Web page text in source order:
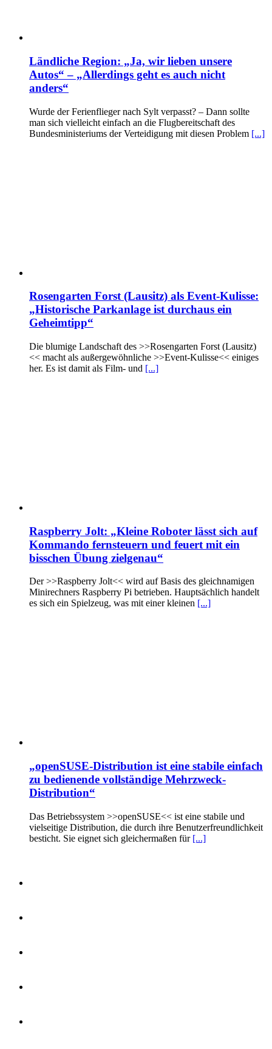
Ländliche Region: „Ja, wir lieben unsere
Autos“ – „Allerdings geht es auch nicht
anders“
Wurde der Ferienflieger nach Sylt verpasst? – Dann sollte
man sich vielleicht einfach an die Flugbereitschaft des
Bundesministeriums der Verteidigung mit diesen Problem [...]
Rosengarten Forst (Lausitz) als Event-Kulisse:
„Historische Parkanlage ist durchaus ein
Geheimtipp“
Die blumige Landschaft des >>Rosengarten Forst (Lausitz)
<< macht als außergewöhnliche >>Event-Kulisse<< einiges
her. Es ist damit als Film- und [...]
Raspberry Jolt: „Kleine Roboter lässt sich auf
Kommando fernsteuern und feuert mit ein
bisschen Übung zielgenau“
Der >>Raspberry Jolt<< wird auf Basis des gleichnamigen
Minirechners Raspberry Pi betrieben. Hauptsächlich handelt
es sich ein Spielzeug, was mit einer kleinen [...]
„openSUSE-Distribution ist eine stabile einfach
zu bedienende vollständige Mehrzweck-
Distribution“
Das Betriebssystem >>openSUSE<< ist eine stabile und
vielseitige Distribution, die durch ihre Benutzerfreundlichkeit
besticht. Sie eignet sich gleichermaßen für [...]